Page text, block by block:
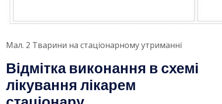
Мал. 2 Тварини на стаціонарному утриманні
Відмітка виконання в схемі
лікування лікарем